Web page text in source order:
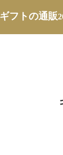
フトの通販